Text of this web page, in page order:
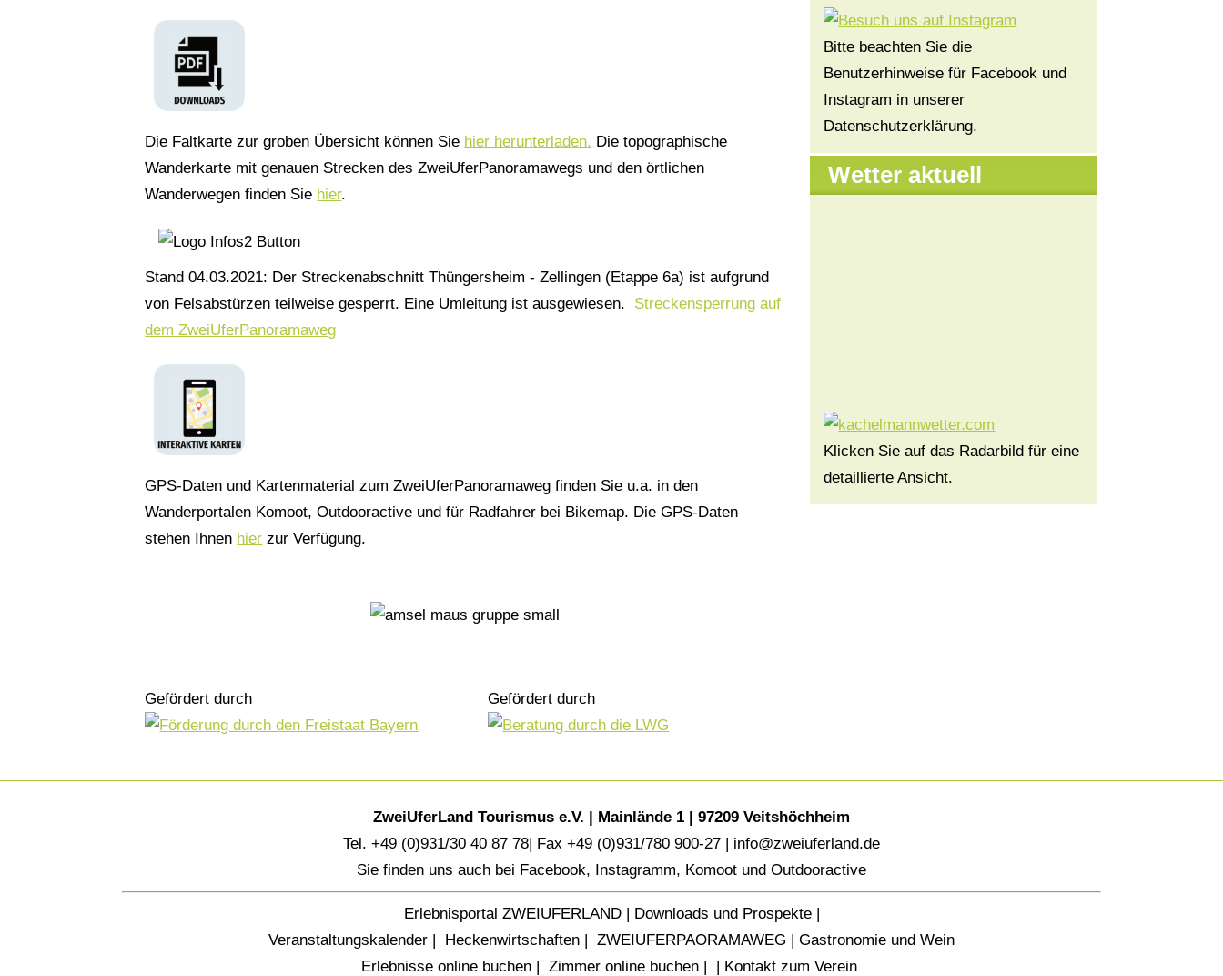
Die Faltkarte zur groben Übersicht können Sie hier herunterladen. Die topographische
Wanderkarte mit genauen Strecken des ZweiUferPanoramawegs und den örtlichen
Wanderwegen finden Sie hier.
Stand 04.03.2021: Der Streckenabschnitt Thüngersheim - Zellingen (Etappe 6a) ist aufgrund
von Felsabstürzen teilweise gesperrt. Eine Umleitung ist ausgewiesen. Streckensperrung auf
dem ZweiUferPanoramaweg
GPS-Daten und Kartenmaterial zum ZweiUferPanoramaweg finden Sie u.a. in den
Wanderportalen Komoot, Outdooractive und für Radfahrer bei Bikemap. Die GPS-Daten
stehen Ihnen hier zur Verfügung.
Gefördert durch Gefördert durch
Bitte beachten Sie die
Benutzerhinweise für Facebook und
Instagram in unserer
Datenschutzerklärung.
Wetter aktuell
Klicken Sie auf das Radarbild für eine
detaillierte Ansicht.
ZweiUferLand Tourismus e.V. | Mainlände 1 | 97209 Veitshöchheim
Tel. +49 (0)931/30 40 87 78| Fax +49 (0)931/780 900-27 | info@zweiuferland.de
Sie finden uns auch bei Facebook, Instagramm, Komoot und Outdooractive
Erlebnisportal ZWEIUFERLAND| Downloads und Prospekte|
Veranstaltungskalender |
Heckenwirtschaften | ZWEIUFERPAORAMAWEG | Gastronomie und Wein
Erlebnisse online buchen | Zimmer online buchen | | Kontakt zum Verein